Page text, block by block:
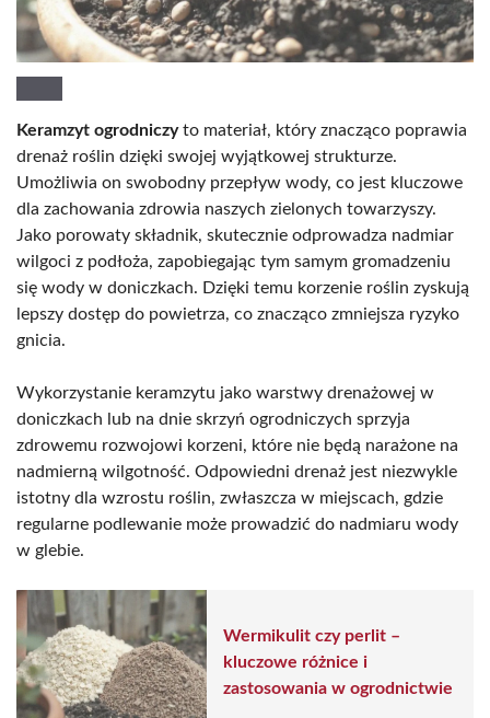
Keramzyt ogrodniczyto materiał, który znacząco poprawia
drenaż roślin dzięki swojej wyjątkowej strukturze.
Umożliwia on swobodny przepływ wody, co jest kluczowe
dla zachowania zdrowia naszych zielonych towarzyszy.
Jako porowaty składnik, skutecznie odprowadza nadmiar
wilgoci z podłoża, zapobiegając tym samym gromadzeniu
się wody w doniczkach. Dzięki temu korzenie roślin zyskują
lepszy dostęp do powietrza, co znacząco zmniejsza ryzyko
gnicia.
Wykorzystanie keramzytu jako warstwy drenażowej w
doniczkach lub na dnie skrzyń ogrodniczych sprzyja
zdrowemu rozwojowi korzeni, które nie będą narażone na
nadmierną wilgotność. Odpowiedni drenaż jest niezwykle
istotny dla wzrostu roślin, zwłaszcza w miejscach, gdzie
regularne podlewanie może prowadzić do nadmiaru wody
w glebie.
Wermikulit czy perlit –
kluczowe różnice i
zastosowania w ogrodnictwie